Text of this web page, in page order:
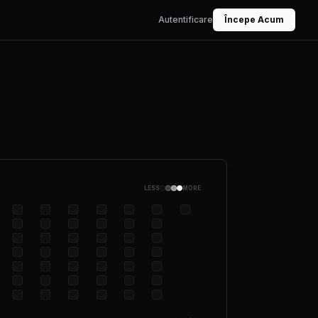
Autentificare Începe Acum
LESS MORE